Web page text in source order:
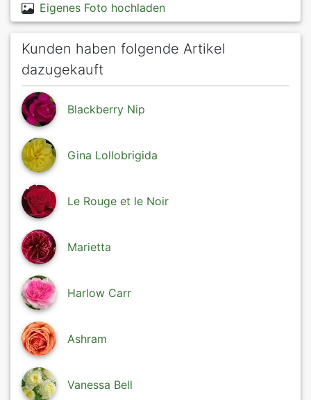
Eigenes Foto hochladen
Kunden haben folgende Artikel
dazugekauft
Blackberry Nip
Gina Lollobrigida
Le Rouge et le Noir
Marietta
Harlow Carr
Ashram
Vanessa Bell